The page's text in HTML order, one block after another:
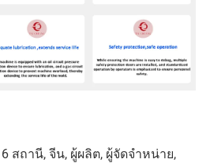
สถานี, จีน, ผู้ผลิต, ผู้จัดจำหน่าย,